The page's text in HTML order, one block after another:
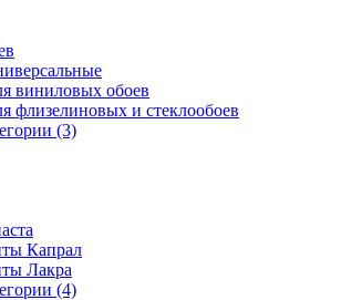
виниловых обоев
флизелиновых и стеклообоев
(3)
Капрал
Лакра
(4)